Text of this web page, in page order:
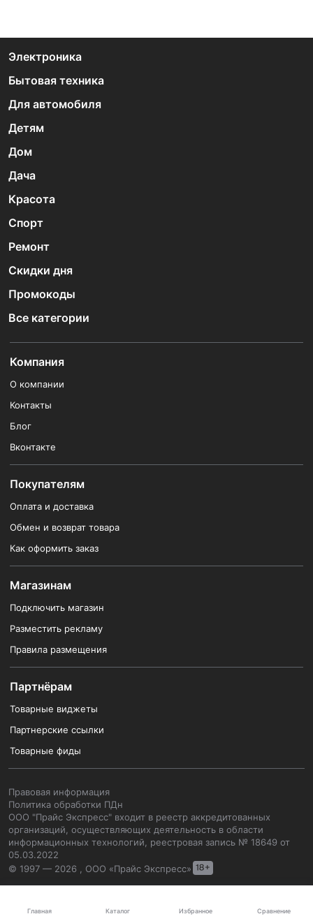
Главная Каталог Избранное Сравнение
Электроника
Бытовая техника
Для автомобиля
Детям
Дом
Дача
Красота
Спорт
Ремонт
Скидки дня
Промокоды
Все категории
Компания
О компании
Контакты
Блог
Вконтакте
Покупателям
Оплата и доставка
Обмен и возврат товара
Как оформить заказ
Магазинам
Подключить магазин
Разместить рекламу
Правила размещения
Партнёрам
Товарные виджеты
Партнерские ссылки
Товарные фиды
Правовая информация
Политика обработки ПДн
ООО "Прайс Экспресс" входит в реестр аккредитованных
организаций, осуществляющих деятельность в области
информационных технологий, реестровая запись № 18649 от
05.03.2022
© 1997 — 2026 , ООО «Прайс Экспресс»